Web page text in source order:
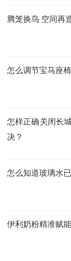
腾笼换鸟 空间再
怎么调节宝马座
怎样正确关闭长
决？
怎么知道玻璃水
伊利奶粉精准赋